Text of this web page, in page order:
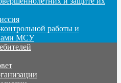
работы и
МСУ